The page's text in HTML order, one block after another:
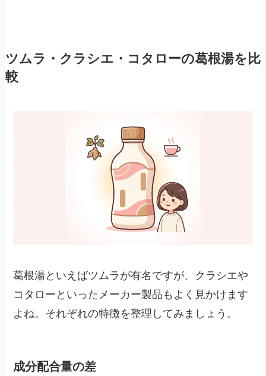
ツムラ・クラシエ・コタローの葛根湯を比
較
葛根湯といえばツムラが有名ですが、クラシエや
コタローといったメーカー製品もよく見かけます
よね。それぞれの特徴を整理してみましょう。
成分配合量の差